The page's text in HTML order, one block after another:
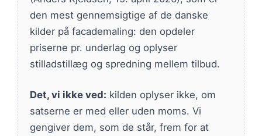
den mest gennemsigtige af de danske
kilder på facademaling: den opdeler
priserne pr. underlag og oplyser
stilladstillæg og spredning mellem tilbud.
Det, vi ikke ved: kilden oplyser ikke, om
satserne er med eller uden moms. Vi
gengiver dem, som de står, frem for at